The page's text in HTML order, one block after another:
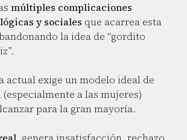
múltiples complicaciones
y sociales que acarrea esta
la idea de “gordito
actual exige un modelo ideal de
a las mujeres)
para la gran mayoría.